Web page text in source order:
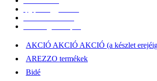
AKCIÓ AKCIÓ AKCIÓ (a készlet
AREZZO termékek
Bidé